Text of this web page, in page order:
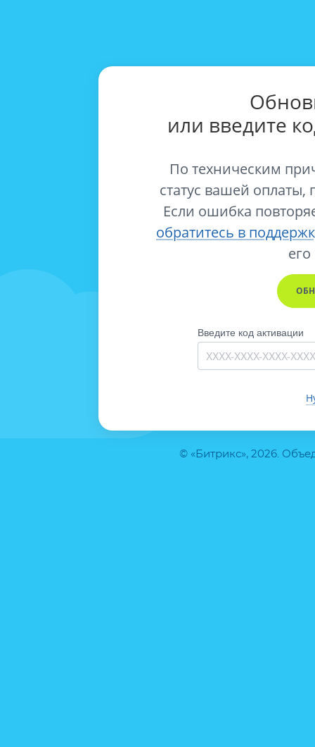
© «Битрикс», 2026.
или введите
По техническим
статус вашей оплаты,
Если ошибка
обратитесь в
его
Введите код активации